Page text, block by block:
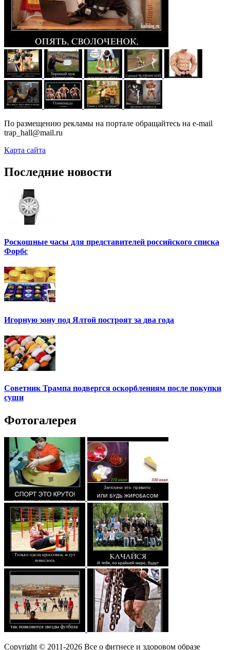
По размещению рекламы на портале обращайтесь на e-mail
trap_hall@mail.ru
Карта сайта
Последние новости
Роскошные часы для представителей российского списка
Форбс
Игорную зону под Ялтой построят за два года
Советник Трампа подвергся оскорблениям после покупки
суши
Фотогалерея
Copyright © 2011-2026 Все о фитнесе и здоровом образе